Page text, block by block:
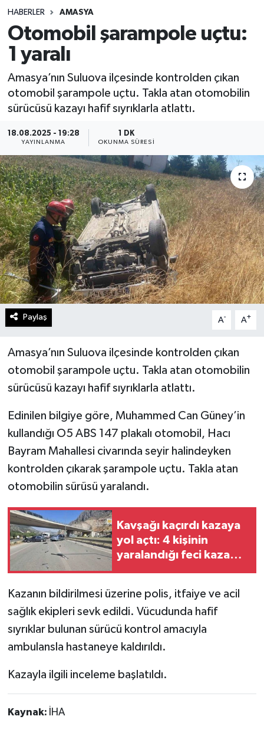
HABERLER AMASYA
Otomobil şarampole uçtu:
1 yaralı
Amasya’nın Suluova ilçesinde kontrolden çıkan
otomobil şarampole uçtu. Takla atan otomobilin
sürücüsü kazayı hafif sıyrıklarla atlattı.
18.08.2025 - 19:28
YAYINLANMA
1 DK
OKUNMA SÜRESI
Paylaş A- A+
Amasya’nın Suluova ilçesinde kontrolden çıkan
otomobil şarampole uçtu. Takla atan otomobilin
sürücüsü kazayı hafif sıyrıklarla atlattı.
Edinilen bilgiye göre, Muhammed Can Güney’in
kullandığı O5 ABS 147 plakalı otomobil, Hacı
Bayram Mahallesi civarında seyir halindeyken
kontrolden çıkarak şarampole uçtu. Takla atan
otomobilin sürüsü yaralandı.
Kavşağı kaçırdı kazaya
yol açtı: 4 kişinin
yaralandığı feci kaza
Kazanın bildirilmesi üzerine polis, itfaiye ve acil
sağlık ekipleri sevk edildi. Vücudunda hafif
sıyrıklar bulunan sürücü kontrol amacıyla
ambulansla hastaneye kaldırıldı.
Kazayla ilgili inceleme başlatıldı.
Kaynak: İHA
Spor
Teknoloji
Yaşam